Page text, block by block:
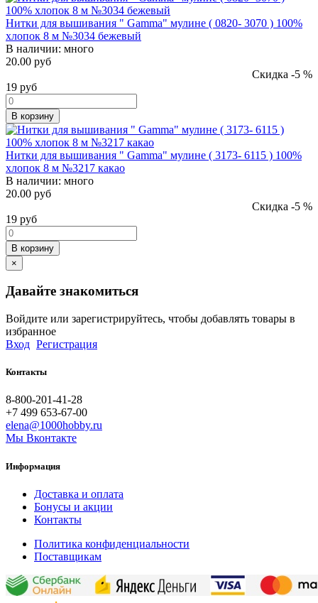
Нитки для вышивания " Gamma" мулине ( 0820- 3070 ) 100%
хлопок 8 м №3034 бежевый
В наличии: много
20.00 руб
Скидка -5 %
19 руб
В корзину
Нитки для вышивания " Gamma" мулине ( 3173- 6115 ) 100%
хлопок 8 м №3217 какао
В наличии: много
20.00 руб
Скидка -5 %
19 руб
В корзину
×
Давайте знакомиться
Войдите или зарегистрируйтесь, чтобы добавлять товары в
избранное
Вход Регистрация
Контакты
8-800-201-41-28
+7 499 653-67-00
elena@1000hobby.ru
Мы Вконтакте
Информация
Доставка и оплата
Бонусы и акции
Контакты
Политика конфиденциальности
Поставщикам